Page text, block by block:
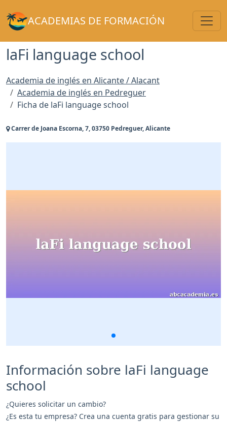
ACADEMIAS DE FORMACIÓN
laFi language school
Academia de inglés en Alicante / Alacant
Academia de inglés en Pedreguer
Ficha de laFi language school
Carrer de Joana Escorna, 7, 03750 Pedreguer, Alicante
Información sobre laFi language
school
¿Quieres solicitar un cambio?
¿Es esta tu empresa? Crea una cuenta gratis para gestionar su